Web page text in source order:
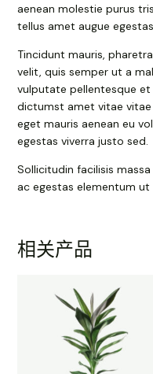
aenean molestie purus
tellus amet augue
Tincidunt mauris,
velit, quis semper ut a
vulputate pellentesque et
dictumst amet vitae
eget mauris aenean eu
egestas viverra justo sed.
Sollicitudin facilisis
ac egestas elementum ut
相关产品